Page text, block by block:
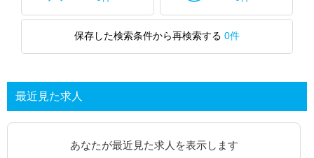
保存した検索条件から再検索する 0件
最近見た求人
あなたが最近見た求人を表示します